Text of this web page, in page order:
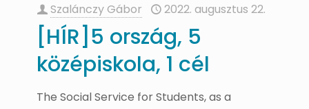
Szalánczy Gábor 2022. augusztus 22.
[HÍR]5 ország, 5
középiskola, 1 cél
The Social Service for Students, as a